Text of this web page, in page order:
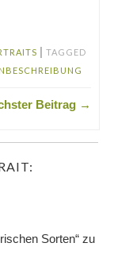
| TAGGED
Beitrag →
Sorten“ zu